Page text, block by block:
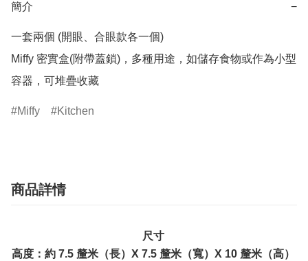
簡介 −
一套兩個 (開眼、合眼款各一個)
Miffy 密實盒(附帶蓋鎖)，多種用途，如儲存食物或作為小型
容器，可堆疊收藏
Miffy Kitchen
商品詳情
尺寸
高度：約 7.5 釐米（長）X 7.5 釐米（寬）X 10 釐米（高）